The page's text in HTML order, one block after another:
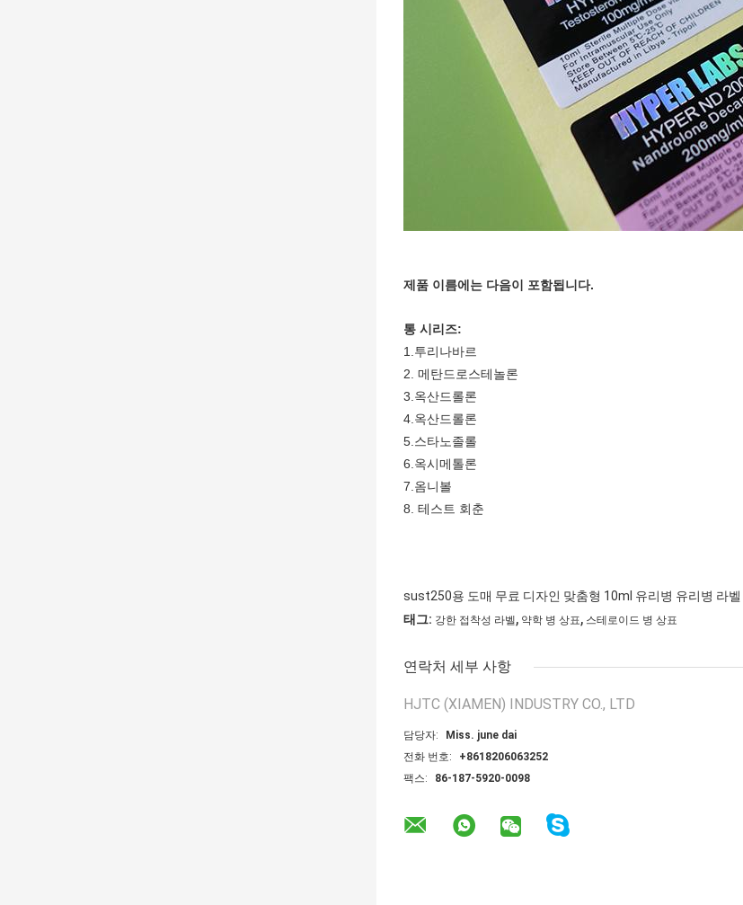
제품 이름에는 다음이 포함됩니다.
통 시리즈:
1.투리나바르
2. 메탄드로스테놀론
3.옥산드롤론
4.옥산드롤론
5.스타노졸롤
6.옥시메톨론
7.옴니볼
8. 테스트 회춘
sust250용 도매 무료 디자인 맞춤형 10ml 유리병 유리병 라벨
태그: 강한 접착성 라벨 , 약학 병 상표, 스테로이드 병 상표
연락처 세부 사항
HJTC (XIAMEN) INDUSTRY CO., LTD
담당자:
Miss. june dai
전화 번호:
+8618206063252
팩스:
86-187-5920-0098